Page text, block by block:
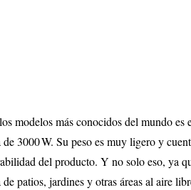
modelos más conocidos del mundo
de 3000 W. Su peso es muy ligero y
del producto. Y no solo eso, ya
patios, jardines y otras áreas al aire